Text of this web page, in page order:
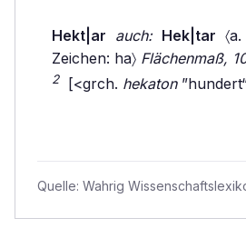
Hekt|ar auch: Hek|tar
Zeichen: ha〉 Flächenmaß,
2[<grch. hekaton
Quelle: Wahrig